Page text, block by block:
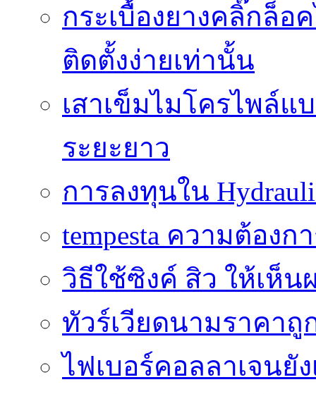
กระเบื้องยางคลิ๊กล็อ
ติดตั้งง่ายเท่านั้น
เสาเข็มไมโครไพล์
ระยะยาว
การลงทุนใน
tempesta ความต้อง
วิธีใช้ซิงค์ สิว ให้เห็
ทัวร์เวียดนามราคาถู
ไฟเบอร์คอลลาเจนยั